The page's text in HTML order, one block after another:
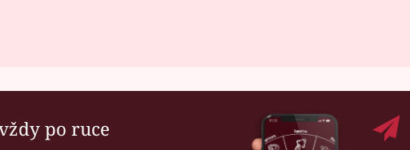
po ruce